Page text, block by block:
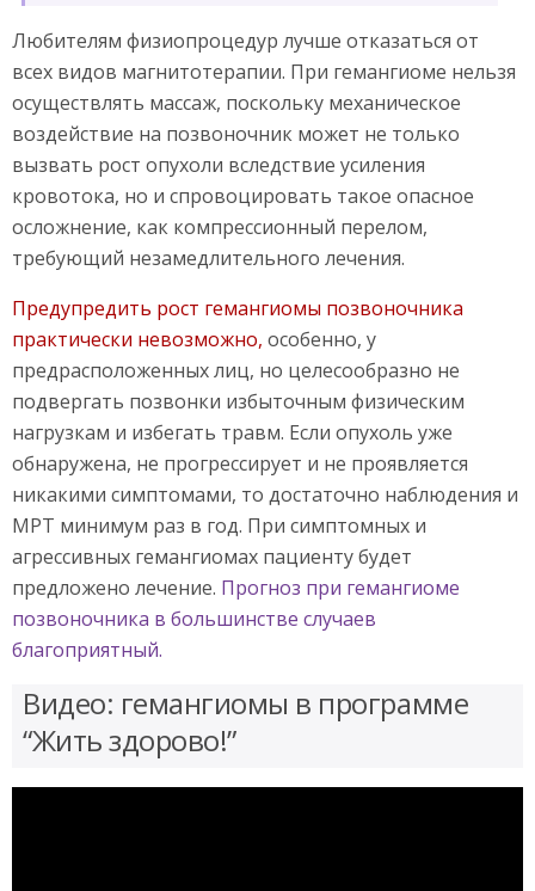
Любителям физиопроцедур лучше отказаться от
всех видов магнитотерапии. При гемангиоме нельзя
осуществлять массаж, поскольку механическое
воздействие на позвоночник может не только
вызвать рост опухоли вследствие усиления
кровотока, но и спровоцировать такое опасное
осложнение, как компрессионный перелом,
требующий незамедлительного лечения.
Предупредить рост гемангиомы позвоночника
практически невозможно, особенно, у
предрасположенных лиц, но целесообразно не
подвергать позвонки избыточным физическим
нагрузкам и избегать травм. Если опухоль уже
обнаружена, не прогрессирует и не проявляется
никакими симптомами, то достаточно наблюдения и
МРТ минимум раз в год. При симптомных и
агрессивных гемангиомах пациенту будет
предложено лечение. Прогноз при гемангиоме
позвоночника в большинстве случаев
благоприятный.
Видео: гемангиомы в программе
“Жить здорово!”